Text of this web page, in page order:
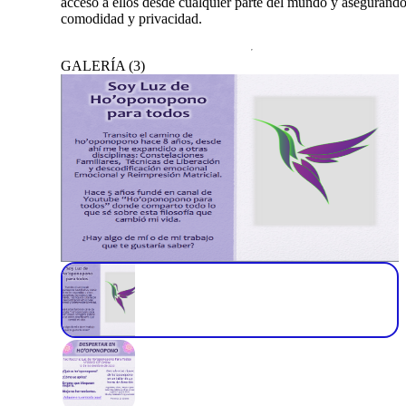
comodidad y privacidad.
GALERÍA (3)